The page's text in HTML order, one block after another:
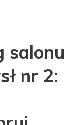
salonu
nr 2: